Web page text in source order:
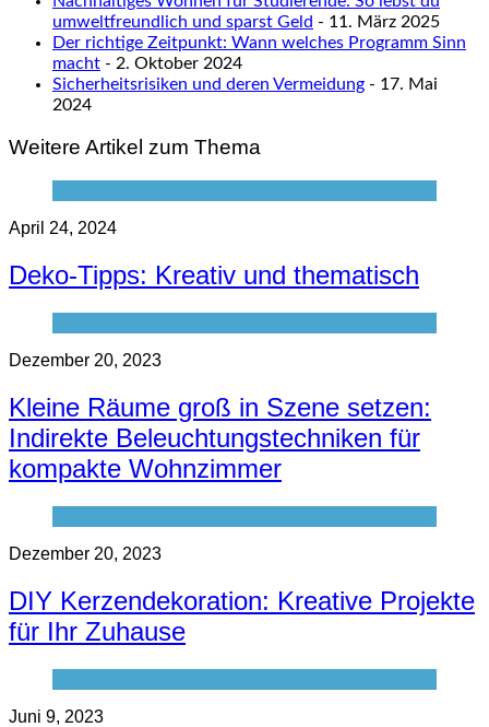
umweltfreundlich und sparst Geld - 11. März 2025
Der richtige Zeitpunkt: Wann welches Programm Sinn
macht - 2. Oktober 2024
Sicherheitsrisiken und deren Vermeidung - 17. Mai
2024
Weitere Artikel zum Thema
April 24, 2024
Deko-Tipps: Kreativ und thematisch
Dezember 20, 2023
Kleine Räume groß in Szene setzen:
Indirekte Beleuchtungstechniken für
kompakte Wohnzimmer
Dezember 20, 2023
DIY Kerzendekoration: Kreative Projekte
für Ihr Zuhause
Juni 9, 2023